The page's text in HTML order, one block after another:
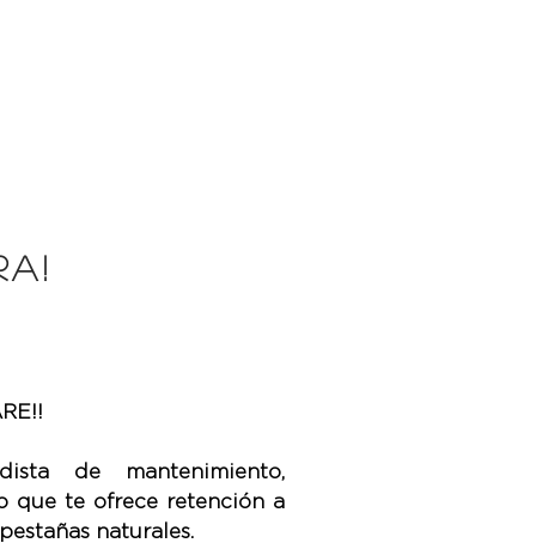
de mantenimiento,
que te ofrece retención a
naturales.